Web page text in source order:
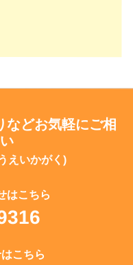
などお気軽にご相
えいかがく)
はこちら
こちら